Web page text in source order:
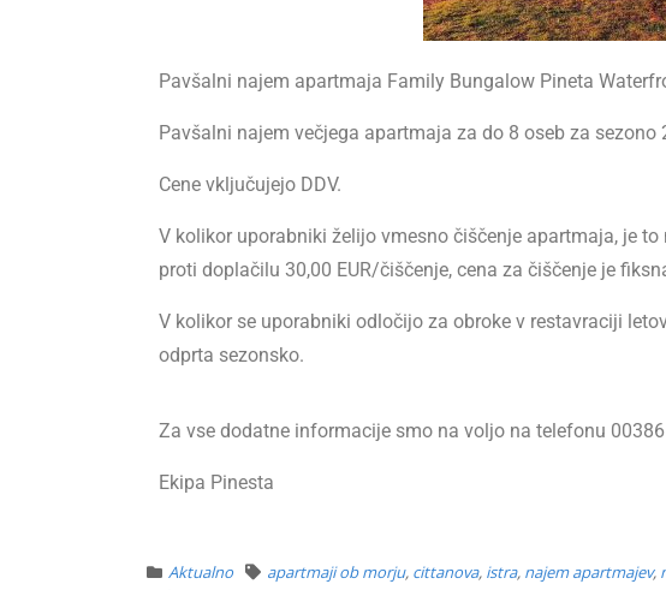
Pavšalni najem apartmaja Family Bungalow Pineta
Pavšalni najem večjega apartmaja za do 8 oseb za sezono
Cene vključujejo DDV.
V kolikor uporabniki želijo vmesno čiščenje apartmaja, je
proti doplačilu 30,00 EUR/čiščenje, cena za čiščenje je
V kolikor se uporabniki odločijo za obroke v restavraciji
odprta sezonsko.
Za vse dodatne informacije smo na voljo na telefonu
Ekipa Pinesta
Aktualno apartmaji ob morju, cittanova, istra, najem apartmajev,